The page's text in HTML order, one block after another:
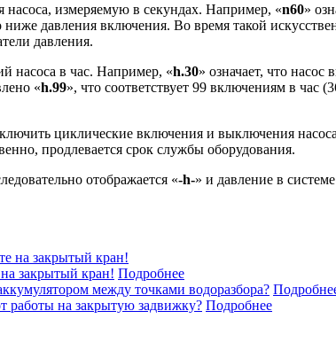
насоса, измеряемую в секундах. Например, «n60»
давления включения. Во время такой
давления.
насоса в час. Например, «h.30» означает, что
«h.99», что соответствует 99 включениям в час
циклические включения и выключения
продлевается срок службы оборудования.
отображается «-h-» и давление в
закрытый кран! Подробнее
между точками водоразбора?
работы на закрытую задвижку? Подробнее